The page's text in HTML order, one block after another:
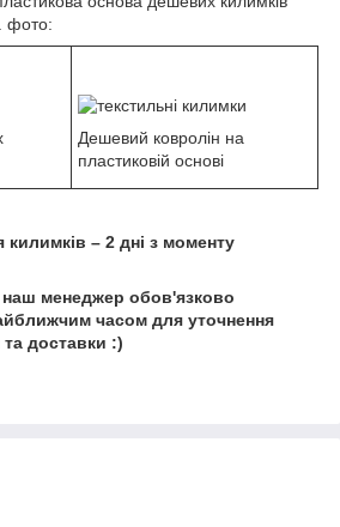
фото:
Дешевий ковролін на
пластиковій основі
килимків – 2 дні з моменту
менеджер обов'язково
часом для уточнення
доставки :)